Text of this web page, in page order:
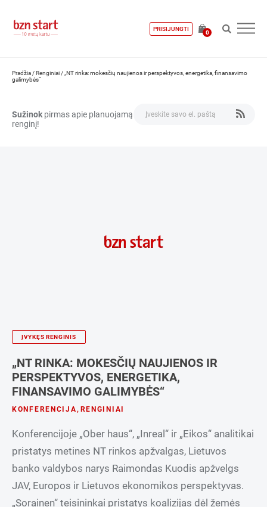
PRISIJUNGTI
0
Pradžia /Renginiai / „NT rinka: mokesčių naujienos ir perspektyvos, energetika, finansavimo
galimybės“
Sužinok pirmas apie planuojamą
renginį!
ĮVYKĘS RENGINIS
„NT RINKA: MOKESČIŲ NAUJIENOS IR
PERSPEKTYVOS, ENERGETIKA,
FINANSAVIMO GALIMYBĖS“
KONFERENCIJA, RENGINIAI
Konferencijoje „Ober haus“, „Inreal“ ir „Eikos“ analitikai
pristatys metines NT rinkos apžvalgas, Lietuvos
banko valdybos narys Raimondas Kuodis apžvelgs
JAV, Europos ir Lietuvos ekonomikos perspektyvas.
„Sorainen“ teisininkai pristatys koalizijas dėl žemės